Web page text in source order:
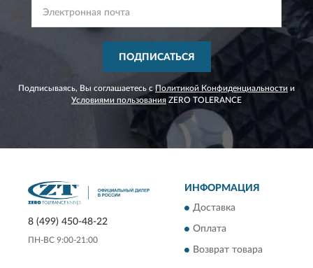
ПОДПИСАТЬСЯ
Подписываясь, Вы соглашаетесь с Политикой Конфиденциальности и
Условиями пользования ZERO TOLERANCE
8 (499) 450-48-22
ПН-ВС 9:00-21:00
ИНФОРМАЦИЯ
Доставка
Оплата
Возврат товара